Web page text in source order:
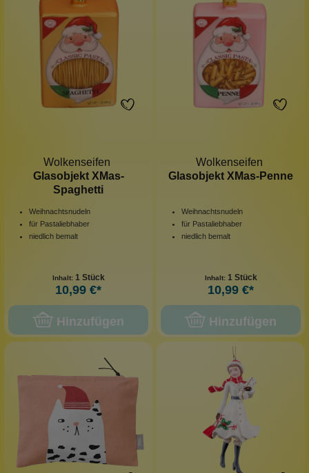
Wolkenseifen
Glasobjekt XMas-
Spaghetti
Weihnachtsnudeln
für Pastaliebhaber
niedlich bemalt
Inhalt: 1 Stück
10,99 €*
Hinzufügen
Wolkenseifen
Glasobjekt XMas-Penne
Weihnachtsnudeln
für Pastaliebhaber
niedlich bemalt
Inhalt: 1 Stück
10,99 €*
Hinzufügen